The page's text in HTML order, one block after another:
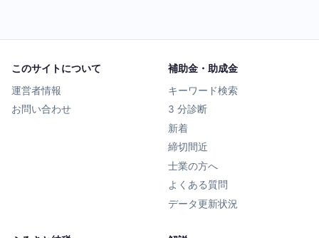
このサイトについて
運営者情報
お問い合わせ
補助金・助成金
キーワード検索
3 分診断
新着
締切間近
士業の方へ
よくある質問
データ更新状況